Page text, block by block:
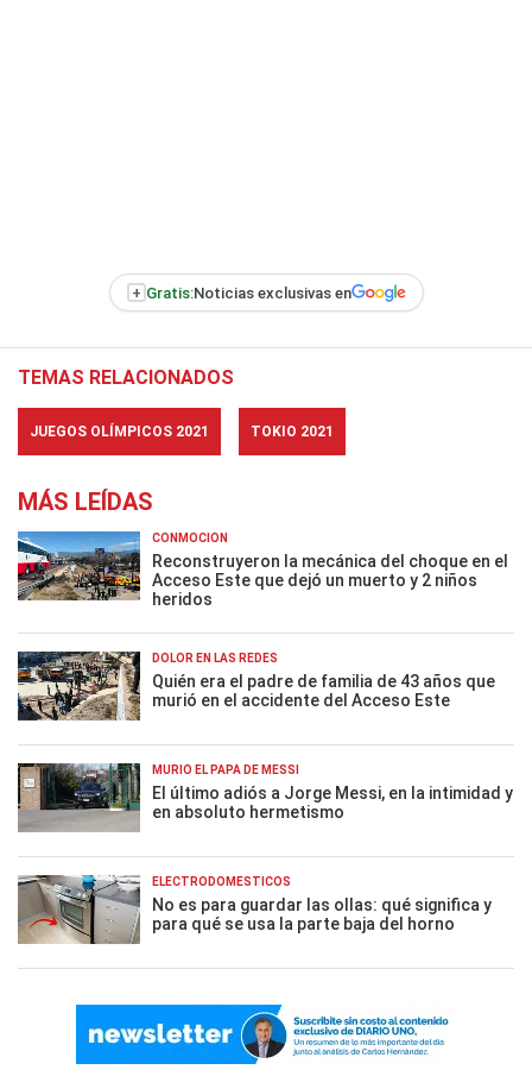
+ Gratis:Noticias exclusivas en
TEMAS RELACIONADOS
JUEGOS OLÍMPICOS 2021 TOKIO 2021
MÁS LEÍDAS
CONMOCIÓN
Reconstruyeron la mecánica del choque en el
Acceso Este que dejó un muerto y 2 niños
heridos
DOLOR EN LAS REDES
Quién era el padre de familia de 43 años que
murió en el accidente del Acceso Este
MURIÓ EL PAPÁ DE MESSI
El último adiós a Jorge Messi, en la intimidad y
en absoluto hermetismo
ELECTRODOMÉSTICOS
No es para guardar las ollas: qué significa y
para qué se usa la parte baja del horno